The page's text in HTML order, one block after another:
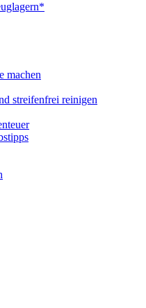
machen
streifenfrei reinigen